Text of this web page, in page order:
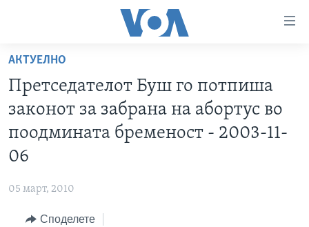
пристапност
Премини
на
главната
содржина
Премини
до
страната
навигација
РУБРИКИ
МАКЕДОНИЈА
ЕКОНОМИЈА
ПОЛИТИКА
ДОКУМЕНТАРЦИ
NEWSFLASH - АРХИВА
ВЕСТИ ОД САД ВО МИНУТА - АРХИВА
ЗА НАС
АКТУЕЛНО
Претседателот Буш го потпиша
законот за забрана на абортус во
поодмината бременост - 2003-11-
06
05 март, 2010
Споделете